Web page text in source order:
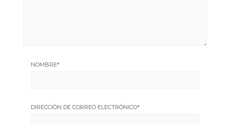
NOMBRE*
DIRECCIÓN DE CORREO ELECTRÓNICO*